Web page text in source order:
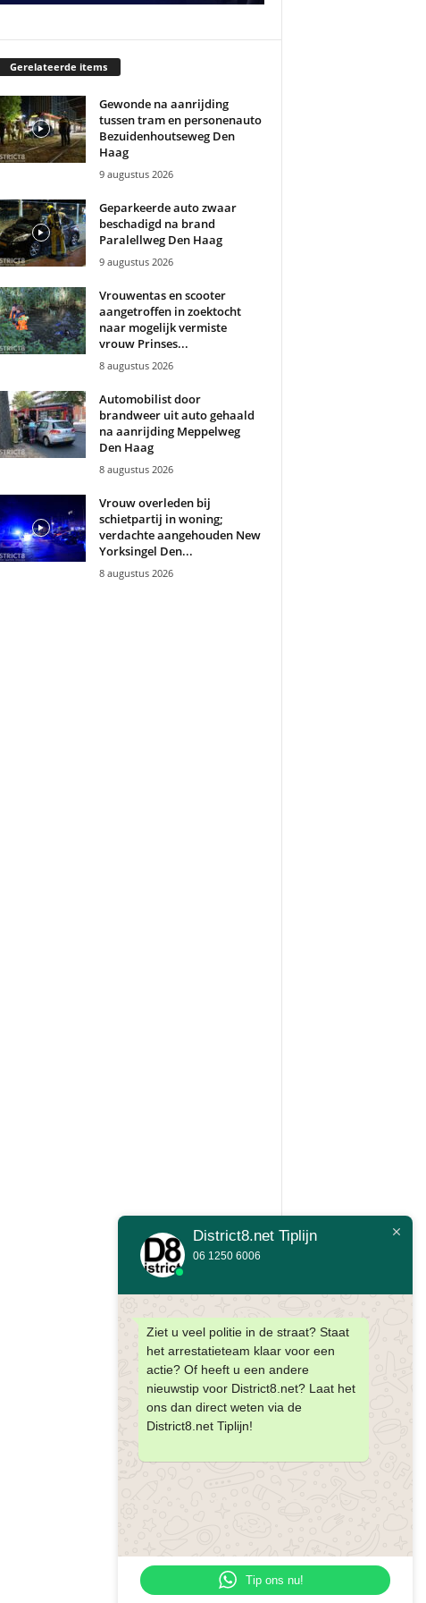
Gerelateerde items
Gewonde na aanrijding
tussen tram en personenauto
Bezuidenhoutseweg Den
Haag
9 augustus 2026
Geparkeerde auto zwaar
beschadigd na brand
Paralellweg Den Haag
9 augustus 2026
Vrouwentas en scooter
aangetroffen in zoektocht
naar mogelijk vermiste
vrouw Prinses...
8 augustus 2026
Automobilist door
brandweer uit auto gehaald
na aanrijding Meppelweg
Den Haag
8 augustus 2026
Vrouw overleden bij
schietpartij in woning;
verdachte aangehouden New
Yorksingel Den...
8 augustus 2026
District8.net Tiplijn
06 1250 6006
Ziet u veel politie in de straat? Staat
het arrestatieteam klaar voor een
actie? Of heeft u een andere
nieuwstip voor District8.net? Laat het
ons dan direct weten via de
District8.net Tiplijn!
Tip ons nu!